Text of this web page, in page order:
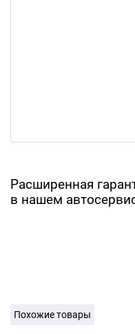
Расширенная
в нашем
Похожие товары